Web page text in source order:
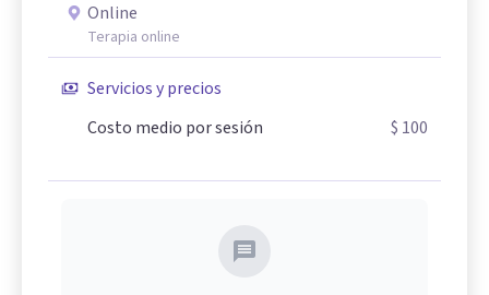
Online
Terapia online
Servicios y precios
Costo medio por sesión
$ 100